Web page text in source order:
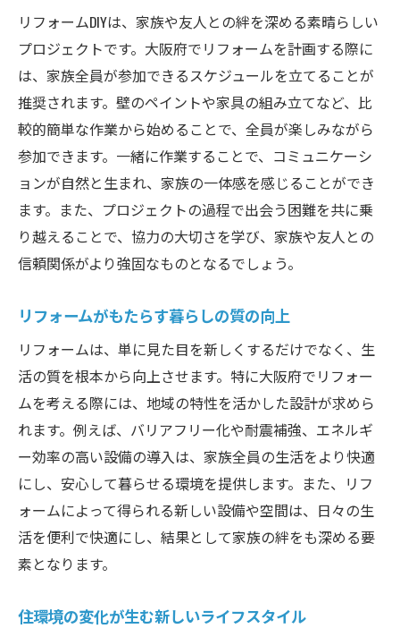
リフォームDIYは、家族や友人との絆を深める素晴らしい
プロジェクトです。大阪府でリフォームを計画する際に
は、家族全員が参加できるスケジュールを立てることが
推奨されます。壁のペイントや家具の組み立てなど、比
較的簡単な作業から始めることで、全員が楽しみながら
参加できます。一緒に作業することで、コミュニケーシ
ョンが自然と生まれ、家族の一体感を感じることができ
ます。また、プロジェクトの過程で出会う困難を共に乗
り越えることで、協力の大切さを学び、家族や友人との
信頼関係がより強固なものとなるでしょう。
リフォームがもたらす暮らしの質の向上
リフォームは、単に見た目を新しくするだけでなく、生
活の質を根本から向上させます。特に大阪府でリフォー
ムを考える際には、地域の特性を活かした設計が求めら
れます。例えば、バリアフリー化や耐震補強、エネルギ
ー効率の高い設備の導入は、家族全員の生活をより快適
にし、安心して暮らせる環境を提供します。また、リフ
ォームによって得られる新しい設備や空間は、日々の生
活を便利で快適にし、結果として家族の絆をも深める要
素となります。
住環境の変化が生む新しいライフスタイル